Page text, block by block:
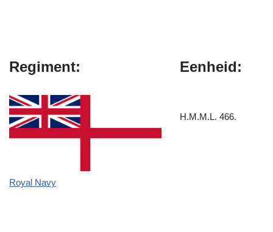
Regiment:
Royal Navy
Eenheid:
H.M.M.L. 466.